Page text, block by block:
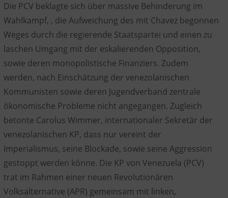
Die PCV beklagte sich über massive Behinderung im
Wahlkampf, , die Aufweichung des mit Chavez begonnen
Weges durch die regierende Staatspartei und einen zu
laschen Umgang mit der eskalierenden Opposition,
sowie deren monopolistische Finanziers. Zudem
werden, nach Einschätzung der venezolanischen
Kommunisten sowie deren Jugendverband zentrale
ökonomische Probleme nicht angegangen. Zugleich
betonte Carolus Wimmer, internationaler Sekretär der
venezolanischen KP, dass nur vereint der
Imperialismus, seine Blockade, sowie seine Aggression
gestoppt werden könne. Die KP von Venezuela (PCV)
trat im Rahmen einer neuen Revolutionären
Volksalternative (APR) gemeinsam mit linken,